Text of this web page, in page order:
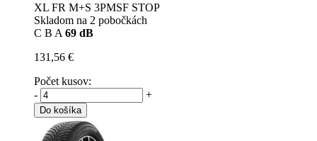
XL FR M+S 3PMSF STOP
Skladom na 2 pobočkách
C B A 69 dB
131,56 €
Počet kusov:
-
+
Do košíka